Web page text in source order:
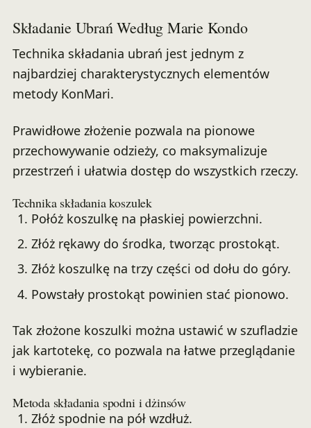
Składanie Ubrań Według Marie Kondo
Technika składania ubrań jest jednym z
najbardziej charakterystycznych elementów
metody KonMari.
Prawidłowe złożenie pozwala na pionowe
przechowywanie odzieży, co maksymalizuje
przestrzeń i ułatwia dostęp do wszystkich rzeczy.
Technika składania koszulek
Połóż koszulkę na płaskiej powierzchni.
Złóż rękawy do środka, tworząc prostokąt.
Złóż koszulkę na trzy części od dołu do góry.
Powstały prostokąt powinien stać pionowo.
Tak złożone koszulki można ustawić w szufladzie
jak kartotekę, co pozwala na łatwe przeglądanie
i wybieranie.
Metoda składania spodni i dżinsów
Złóż spodnie na pół wzdłuż.